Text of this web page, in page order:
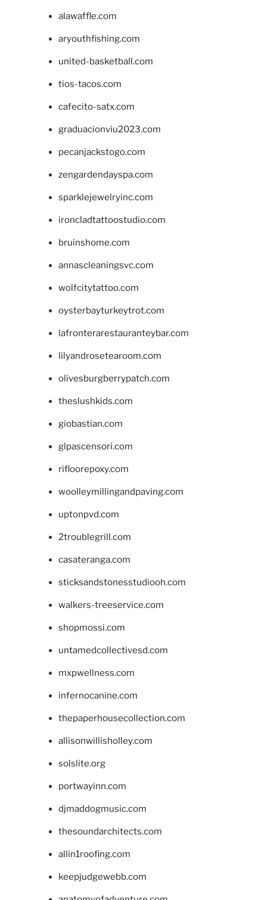
alawaffle.com
aryouthfishing.com
united-basketball.com
tios-tacos.com
cafecito-satx.com
graduacionviu2023.com
pecanjackstogo.com
zengardendayspa.com
sparklejewelryinc.com
ironcladtattoostudio.com
bruinshome.com
annascleaningsvc.com
wolfcitytattoo.com
oysterbayturkeytrot.com
lafronterarestauranteybar.com
lilyandrosetearoom.com
olivesburgberrypatch.com
theslushkids.com
giobastian.com
glpascensori.com
rifloorepoxy.com
woolleymillingandpaving.com
uptonpvd.com
2troublegrill.com
casateranga.com
sticksandstonesstudiooh.com
walkers-treeservice.com
shopmossi.com
untamedcollectivesd.com
mxpwellness.com
infernocanine.com
thepaperhousecollection.com
allisonwillisholley.com
solslite.org
portwayinn.com
djmaddogmusic.com
thesoundarchitects.com
allin1roofing.com
keepjudgewebb.com